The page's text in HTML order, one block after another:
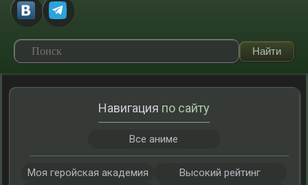
Навигация по сайту
Все аниме
Моя геройская академия
Высокий рейтинг